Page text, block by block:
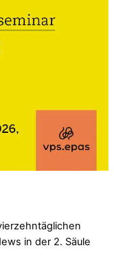
in der 2. Säule